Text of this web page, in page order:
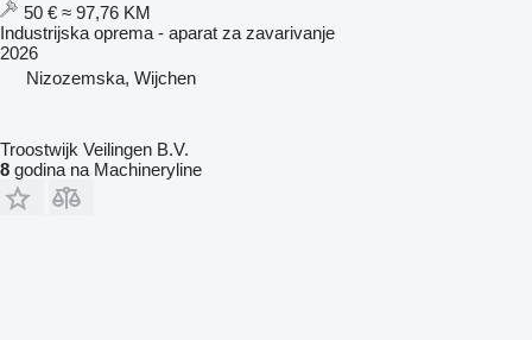
50 € ≈ 97,76 KM
Industrijska oprema - aparat za zavarivanje
2026
Nizozemska, Wijchen
Troostwijk Veilingen B.V.
8 godina na Machineryline